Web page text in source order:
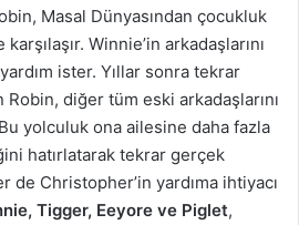
Masal Dünyasından çocukluk
Winnie’in arkadaşlarını
ister. Yıllar sonra tekrar
Robin, diğer tüm eski arkadaşlarını
yolculuk ona ailesine daha fazla
hatırlatarak tekrar gerçek
de Christopher’in yardıma ihtiyacı
Tigger, Eeyore ve Piglet,